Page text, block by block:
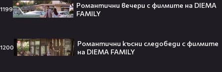
1199
Романтични вечери с филмите на DIEMA
FAMILY
1200
Романтични късни следобеди с филмите
на DIEMA FAMILY
Травис Скот получи подарък
мечта от Холанд — всеки